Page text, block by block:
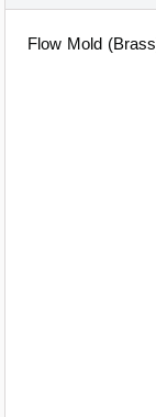
Flow Mold